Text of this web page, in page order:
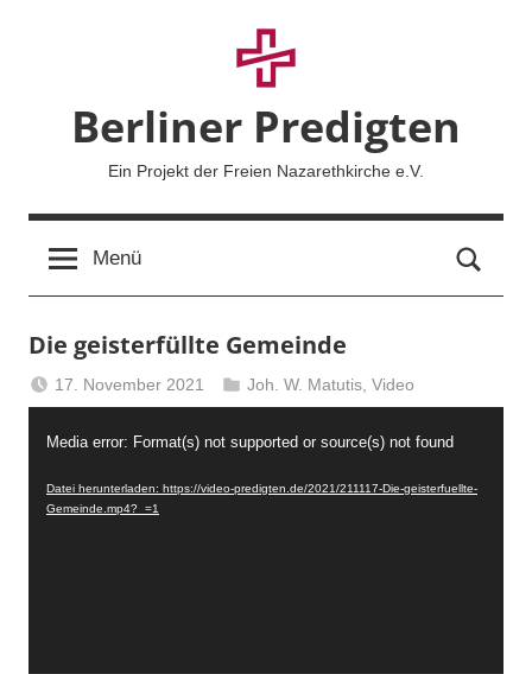
Berliner Predigten
Ein Projekt der Freien Nazarethkirche e.V.
Menü
Die geisterfüllte Gemeinde
17. November 2021
Berliner
Predigten
Joh. W. Matutis ,Video
Media error: Format(s) not supported or source(s) not found
Datei herunterladen: https://video-predigten.de/2021/211117-Die-geisterfuellte-
Gemeinde.mp4?_=1